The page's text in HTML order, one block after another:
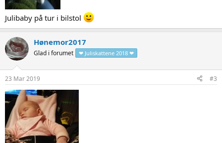
Julibaby på tur i bilstol
Hønemor2017
Glad i forumet ❤ Juliskattene 2018 ❤
23 Mar 2019 #3